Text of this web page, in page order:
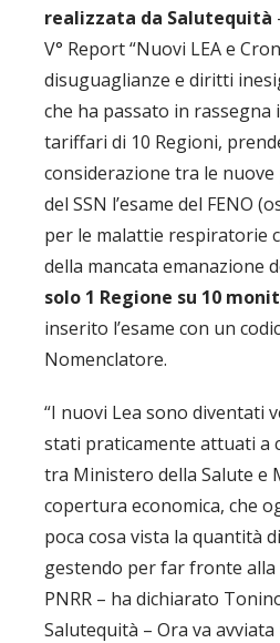
realizzata da Salutequità
V° Report “Nuovi LEA e
disuguaglianze e diritti
che ha passato in rassegna
tariffari di 10 Regioni,
considerazione tra le
del SSN l’esame del FENO
per le malattie respiratorie
della mancata emanazione
solo 1 Regione su 10
inserito l’esame con un
Nomenclatore.
“I nuovi Lea sono diventati
stati praticamente attuati a
tra Ministero della Salute e
copertura economica, che
poca cosa vista la quantità
gestendo per far fronte alla
PNRR – ha dichiarato
Salutequità – Ora va